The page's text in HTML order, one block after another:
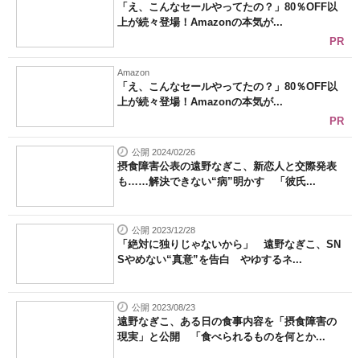
「え、こんなセールやってたの？」80％OFF以
上が続々登場！Amazonの本気が...
PR
Amazon
「え、こんなセールやってたの？」80％OFF以
上が続々登場！Amazonの本気が...
PR
公開 2024/02/26
摂食障害公表の遠野なぎこ、新恋人と交際発表
も……解決できない“病”明かす 「彼氏...
公開 2023/12/28
「絶対に独りじゃないから」 遠野なぎこ、SN
Sやめない“真意”を告白 やゆするネ...
公開 2023/08/23
遠野なぎこ、ある日の食事内容を「摂食障害の
現実」と公開 「食べられるものを何とか...